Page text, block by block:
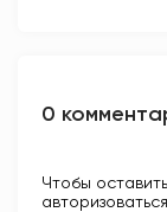
0
Чтобы
авторизоваться